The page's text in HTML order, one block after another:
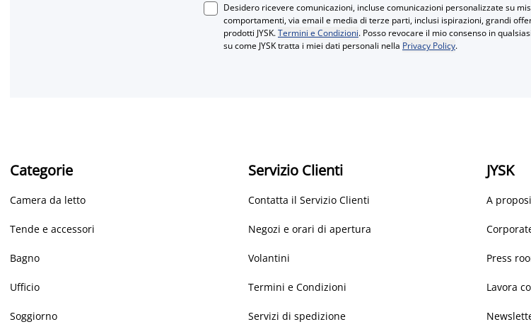
Desidero ricevere comunicazioni, incluse comunicazioni personalizzate su
comportamenti, via email e media di terze parti, inclusi ispirazioni, grandi
prodotti JYSK.Termini e Condizioni. Posso revocare il mio consenso in
su come JYSK tratta i miei dati personali nella Privacy Policy.
Categorie
Camera da letto
Tende e accessori
Bagno
Ufficio
Soggiorno
Servizio Clienti
Contatta il Servizio Clienti
Negozi e orari di apertura
Volantini
Termini e Condizioni
Servizi di spedizione
JYSK
A
Press
Lavora